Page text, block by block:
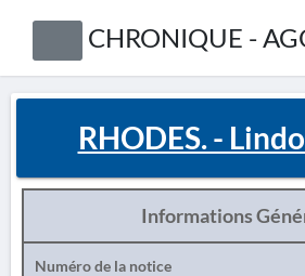
CHRONIQUE -
RHODES. -
Informations
Numéro de la notice